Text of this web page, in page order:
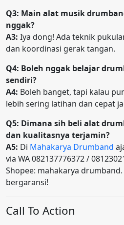
Q3: Main alat musik
nggak?
A3: Iya dong! Ada teknik
dan koordinasi gerak tangan.
Q4: Boleh nggak belajar
sendiri?
A4: Boleh banget, tapi kalau
lebih sering latihan dan cepat
Q5: Dimana sih beli alat
dan kualitasnya terjamin?
A5: Di Mahakarya Drumband
via WA 082137776372 /
Shopee: mahakarya
bergaransi!
Call To Action